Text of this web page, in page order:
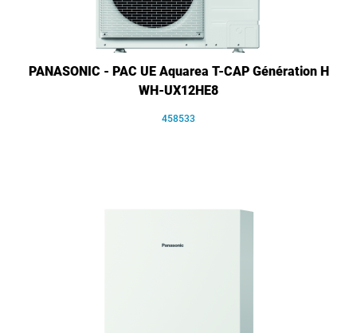
PANASONIC - PAC UE Aquarea T-CAP Génération H
WH-UX12HE8
458533